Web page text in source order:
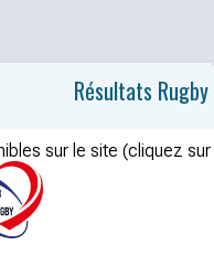
Résultats Rugby
sur le site (cliquez sur